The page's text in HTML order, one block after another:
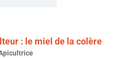
: le miel de la colère